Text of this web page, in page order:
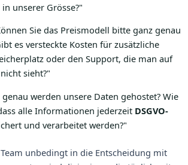
unserer Grösse?"
Sie das Preismodell bitte ganz genau
es versteckte Kosten für zusätzliche
oder den Support, die man auf
sieht?"
genau werden unsere Daten gehostet? Wie
alle Informationen jederzeit DSGVO-
und verarbeitet werden?"
unbedingt in die Entscheidung mit